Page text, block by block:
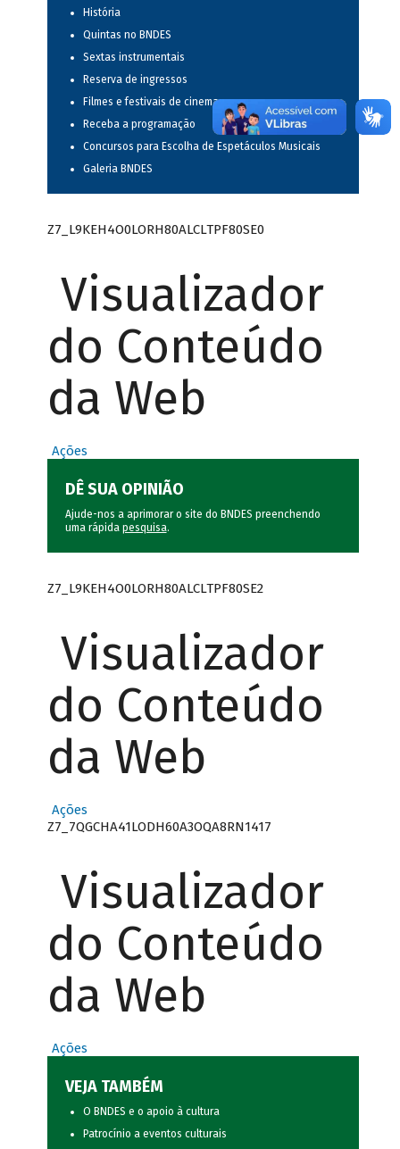
História
Quintas no BNDES
Sextas instrumentais
Reserva de ingressos
Filmes e festivais de cinema
Receba a programação
Concursos para Escolha de Espetáculos Musicais
Galeria BNDES
Z7_L9KEH4O0LORH80ALCLTPF80SE0
Visualizador
do Conteúdo
da Web
Ações
DÊ SUA OPINIÃO
Ajude-nos a aprimorar o site do BNDES preenchendo
uma rápida pesquisa.
Z7_L9KEH4O0LORH80ALCLTPF80SE2
Visualizador
do Conteúdo
da Web
Ações
Z7_7QGCHA41LODH60A3OQA8RN1417
Visualizador
do Conteúdo
da Web
Ações
VEJA TAMBÉM
O BNDES e o apoio à cultura
Patrocínio a eventos culturais